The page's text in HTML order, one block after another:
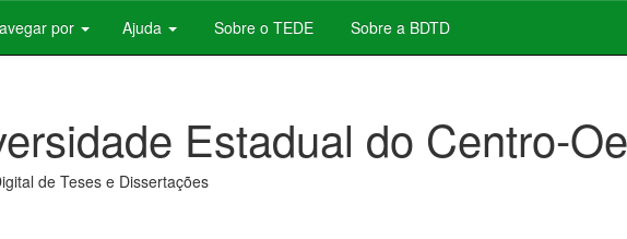
por Ajuda Sobre o TEDE Sobre a BDTD
Estadual do Centro-
de Teses e Dissertações